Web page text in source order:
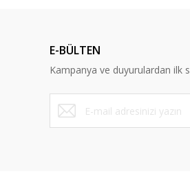
Ürün bilgilerinde hatalar
Ürün fiyatı diğer sitelerden
Bu ürüne benzer farklı
E-BÜLTEN
Kampanya ve duyurulardan ilk